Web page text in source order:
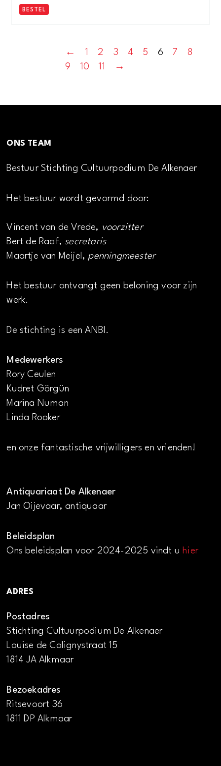
BESTEL
← 1 2 3 4 5 6 7
8
9
10 11 →
ONS TEAM
Bestuur Stichting Cultuurpodium De Alkenaer
Het bestuur wordt gevormd door:
Vincent van de Vrede, voorzitter
Bert de Raaf, secretaris
Maartje van Meijel, penningmeester
Het bestuur ontvangt geen beloning voor zijn
werk.
De stichting is een ANBI.
Medewerkers
Rory Ceulen
Kudret Görgün
Marina Numan
Linda Rooker
en onze fantastische vrijwilligers en vrienden!
Antiquariaat De Alkenaer
Jan Oijevaar, antiquaar
Beleidsplan
Ons beleidsplan voor 2024-2025 vindt u hier
ADRES
Postadres
Stichting Cultuurpodium De Alkenaer
Louise de Colignystraat 15
1814 JA Alkmaar
Bezoekadres
Ritsevoort 36
1811 DP Alkmaar